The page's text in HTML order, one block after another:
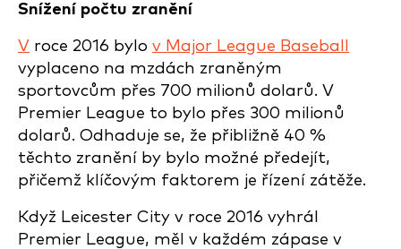
Snížení počtu zranění
V roce 2016 bylo v Major League Baseball
vyplaceno na mzdách zraněným
sportovcům přes 700 milionů dolarů. V
Premier League to bylo přes 300 milionů
dolarů. Odhaduje se, že přibližně 40 %
těchto zranění by bylo možné předejít,
přičemž klíčovým faktorem je řízení zátěže.
Když Leicester City v roce 2016 vyhrál
Premier League, měl v každém zápase v